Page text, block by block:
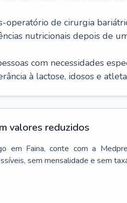
operatório de cirurgia
nutricionais depois de
com necessidades
à lactose, idosos e
valores reduzidos
em Faina, conte com a
sem mensalidade e sem